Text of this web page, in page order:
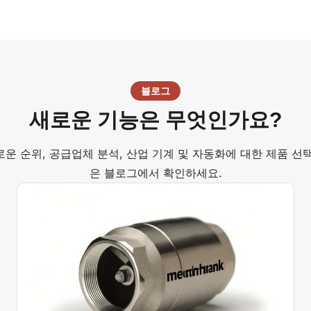
블로그
새로운 기능은 무엇인가요?
운 순위, 공급업체 분석, 산업 기계 및 자동화에 대한 제품 선
은 블로그에서 확인하세요.